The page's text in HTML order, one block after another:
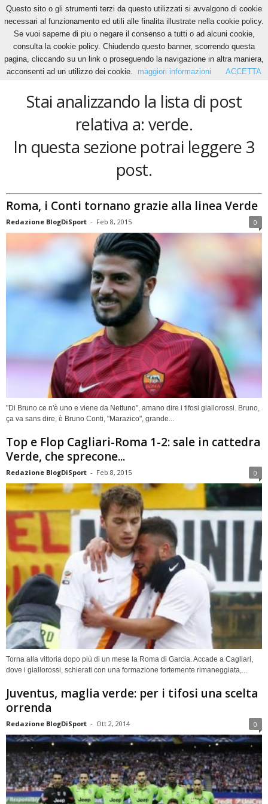
Home Tags Verde
verde
Stai analizzando la lista di post
relativa a: verde.
In questa sezione potrai leggere 3
post.
Roma, i Conti tornano grazie alla linea Verde
Redazione BlogDiSport - Feb 8, 2015 0
"Di Bruno ce n'è uno e viene da Nettuno", amano dire i tifosi giallorossi. Bruno,
ça va sans dire, è Bruno Conti, "Marazico", grande...
Top e Flop Cagliari-Roma 1-2: sale in cattedra
Verde, che sprecone...
Redazione BlogDiSport - Feb 8, 2015 0
Torna alla vittoria dopo più di un mese la Roma di Garcia. Accade a Cagliari,
dove i giallorossi, schierati con una formazione fortemente rimaneggiata,...
Juventus, maglia verde: per i tifosi una scelta
orrenda
Redazione BlogDiSport - Ott 2, 2014 0
Questo sito o gli strumenti terzi da questo utilizzati si avvalgono di cookie
necessari al funzionamento ed utili alle finalita illustrate nella cookie policy.
Se vuoi saperne di piu o negare il consenso a tutti o ad alcuni cookie,
consulta la cookie policy. Chiudendo questo banner, scorrendo questa
pagina, cliccando su un link o proseguendo la navigazione in altra maniera,
acconsenti ad un utilizzo dei cookie.
maggiori informazioni ACCETTA